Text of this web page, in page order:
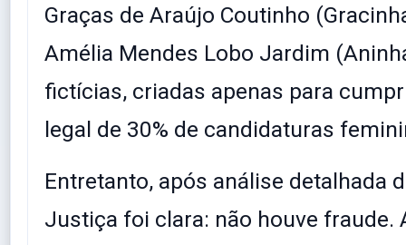
Graças de Araújo Coutinho
Amélia Mendes Lobo Jardim
fictícias, criadas apenas para
legal de 30% de candidaturas
Entretanto, após análise detalhada
Justiça foi clara: não houve fraude.